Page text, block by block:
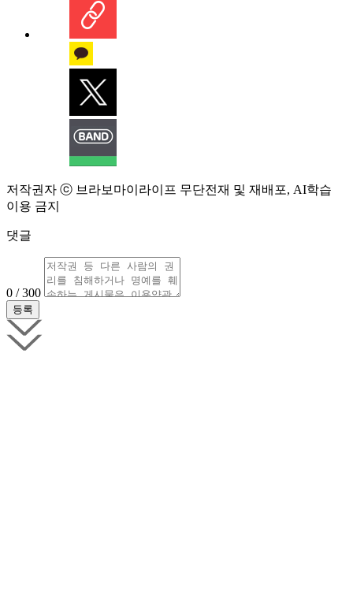
저작권자 ⓒ 브라보마이라이프 무단전재 및 재배포, AI학습
이용 금지
댓글
0 / 300